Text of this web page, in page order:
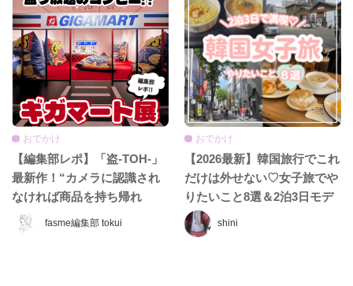
fasme編集部 tokui
おでかけ
【編集部レポ】「盗-TOH-」
最新作！“カメラに認識され
なければ商品を持ち帰れ
る”『ギガマート展』に行っ
てきた♡
shini
おでかけ
【2026最新】韓国旅行でこれ
だけは外せない♡女子旅でや
りたいこと8選＆2泊3日モデ
ルコース